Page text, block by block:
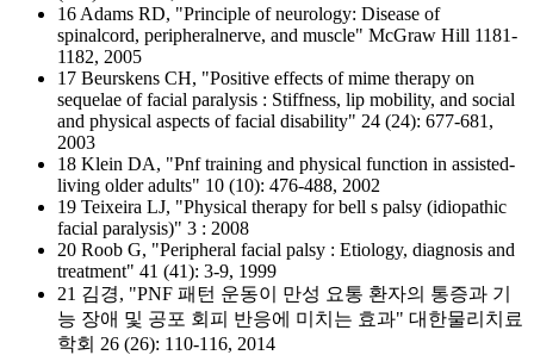
16 Adams RD, "Principle of neurology: Disease of
spinalcord, peripheralnerve, and muscle" McGraw Hill 1181-
1182, 2005
17 Beurskens CH, "Positive effects of mime therapy on
sequelae of facial paralysis : Stiffness, lip mobility, and social
and physical aspects of facial disability" 24 (24): 677-681,
2003
18 Klein DA, "Pnf training and physical function in assisted-
living older adults" 10 (10): 476-488, 2002
19 Teixeira LJ, "Physical therapy for bell s palsy (idiopathic
facial paralysis)" 3 : 2008
20 Roob G, "Peripheral facial palsy : Etiology, diagnosis and
treatment" 41 (41): 3-9, 1999
21 김경, "PNF 패턴 운동이 만성 요통 환자의 통증과 기
능 장애 및 공포 회피 반응에 미치는 효과" 대한물리치료
학회 26 (26): 110-116, 2014